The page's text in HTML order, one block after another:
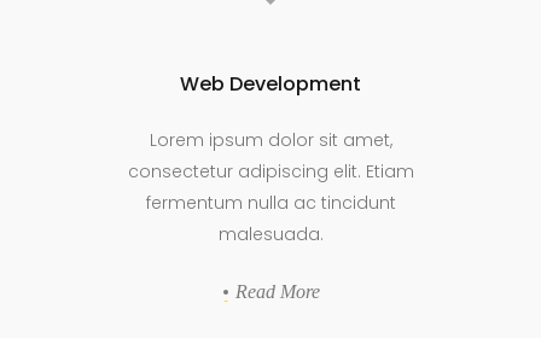
Web Development
Lorem ipsum dolor sit amet,
consectetur adipiscing elit. Etiam
fermentum nulla ac tincidunt
malesuada.
Read More